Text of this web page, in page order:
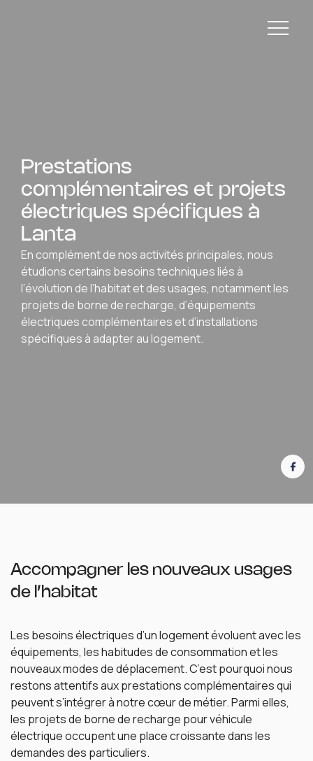
Électricité générale
Climatisation & pompes à chaleur
Plomberie & eau chaude sanitaire
Domotique & maison connectée
Dépannage
Prestations complémentaires
Réalisations
Contact
Prestations
complémentaires et projets
électriques spécifiques à
Lanta
En complément de nos activités principales, nous
étudions certains besoins techniques liés à
l’évolution de l’habitat et des usages, notamment les
projets de borne de recharge, d’équipements
électriques complémentaires et d’installations
spécifiques à adapter au logement.
Accompagner les nouveaux usages
de l’habitat
Les besoins électriques d’un logement évoluent avec les
équipements, les habitudes de consommation et les
nouveaux modes de déplacement. C’est pourquoi nous
restons attentifs aux prestations complémentaires qui
peuvent s’intégrer à notre cœur de métier. Parmi elles,
les projets de borne de recharge pour véhicule
électrique occupent une place croissante dans les
demandes des particuliers.